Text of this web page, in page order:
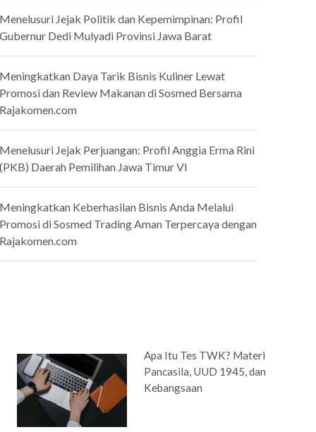
Jejak Politik dan Kepemimpinan: Profil
Dedi Mulyadi Provinsi Jawa Barat
Daya Tarik Bisnis Kuliner Lewat
dan Review Makanan di Sosmed Bersama
Jejak Perjuangan: Profil Anggia Erma Rini
Daerah Pemilihan Jawa Timur VI
Keberhasilan Bisnis Anda Melalui
di Sosmed Trading Aman Terpercaya dengan
Apa Itu Tes TWK? Materi
Pancasila, UUD 1945, dan
Kebangsaan